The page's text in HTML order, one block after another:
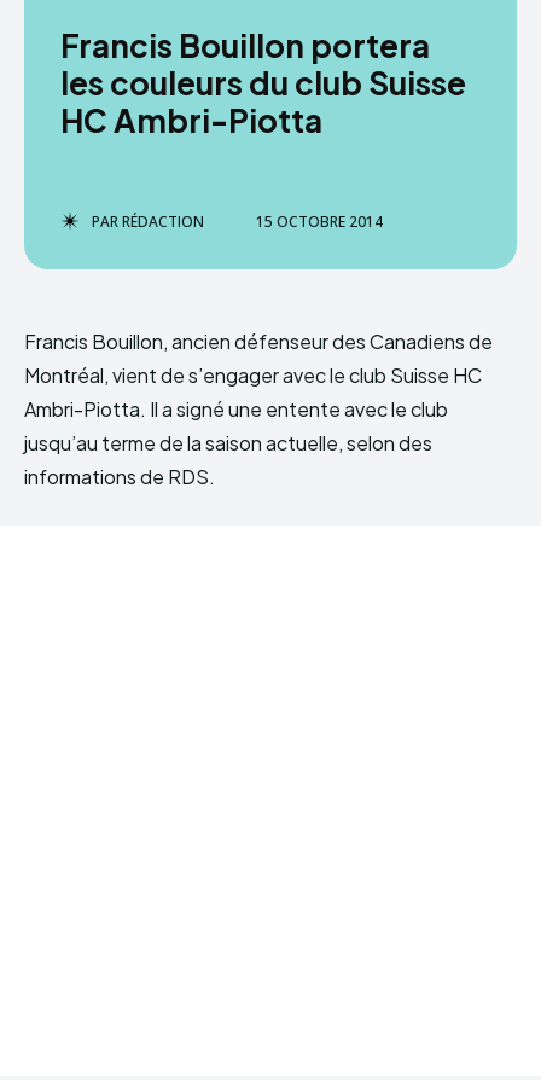
Francis Bouillon portera
les couleurs du club Suisse
HC Ambri-Piotta
PARRÉDACTION 15 OCTOBRE 2014
Francis Bouillon, ancien défenseur des Canadiens de
Montréal, vient de s’engager avec le club Suisse HC
Ambri-Piotta. Il a signé une entente avec le club
jusqu’au terme de la saison actuelle, selon des
informations de RDS.